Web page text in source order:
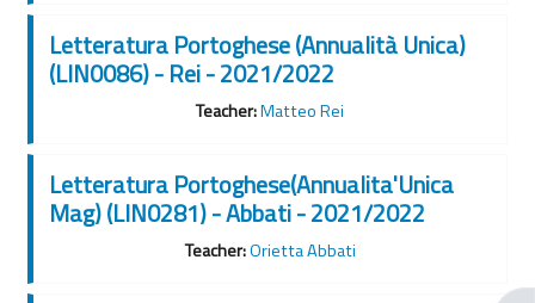
Letteratura Portoghese (Annualità Unica)
(LIN0086) - Rei - 2021/2022
Teacher:Matteo Rei
Letteratura Portoghese(Annualita'Unica
Mag) (LIN0281) - Abbati - 2021/2022
Teacher:Orietta Abbati